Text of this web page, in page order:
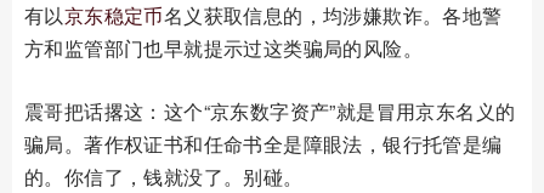
有以京东稳定币名义获取信息的，均涉嫌欺诈。各地警
方和监管部门也早就提示过这类骗局的风险。
震哥把话撂这：这个“京东数字资产”就是冒用京东名义的
骗局。著作权证书和任命书全是障眼法，银行托管是编
的。你信了，钱就没了。别碰。